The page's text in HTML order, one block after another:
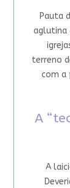
Pauta
aglutina
terreno
com a
A
A